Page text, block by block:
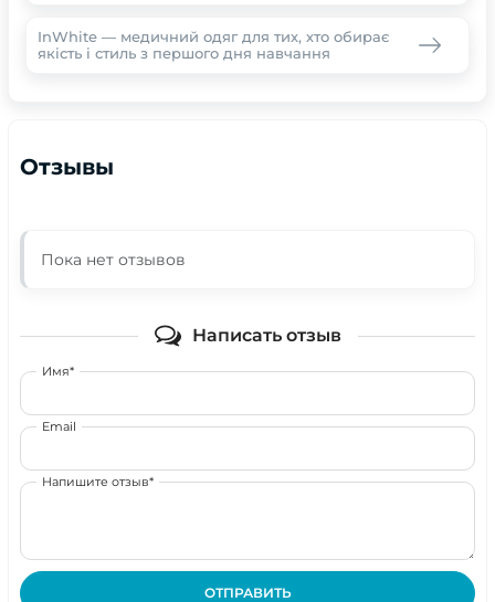
InWhite — медичний одяг для тих, хто обирає
якість і стиль з першого дня навчання
Отзывы
Пока нет отзывов
Написать отзыв
Имя*
Email
Напишите отзыв*
ОТПРАВИТЬ